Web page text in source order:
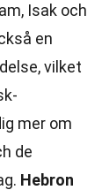
Isak och
en
vilket
mer om
de
Hebron